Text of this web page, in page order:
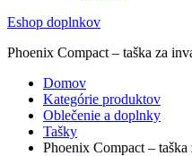
Eshop doplnkov
Phoenix Compact – taška za
Domov
Kategórie produktov
Oblečenie a doplnky
Tašky
Phoenix Compact –